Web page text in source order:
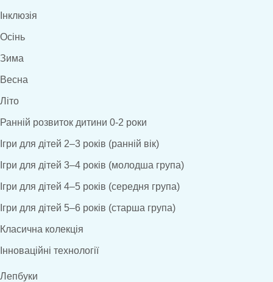
Інклюзія
Осінь
Зима
Весна
Літо
Ранній розвиток дитини 0-2 роки
Ігри для дітей 2–3 років (ранній вік)
Ігри для дітей 3–4 років (молодша група)
Ігри для дітей 4–5 років (середня група)
Ігри для дітей 5–6 років (старша група)
Класична колекція
Інноваційні технології
Лепбуки